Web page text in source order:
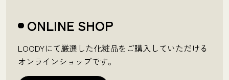
ONLINE SHOP
LOODYにて厳選した化粧品をご購入していただける
オンラインショップです。